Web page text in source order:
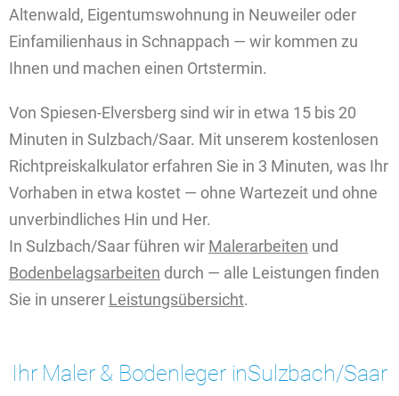
Altenwald, Eigentumswohnung in Neuweiler oder
Einfamilienhaus in Schnappach — wir kommen zu
Ihnen und machen einen Ortstermin.
Von Spiesen-Elversberg sind wir in etwa 15 bis 20
Minuten in Sulzbach/Saar. Mit unserem kostenlosen
Richtpreiskalkulator erfahren Sie in 3 Minuten, was Ihr
Vorhaben in etwa kostet — ohne Wartezeit und ohne
unverbindliches Hin und Her.
In Sulzbach/Saar führen wir Malerarbeiten und
Bodenbelagsarbeiten durch — alle Leistungen finden
Sie in unserer Leistungsübersicht.
Ihr Maler & Bodenleger inSulzbach/Saar